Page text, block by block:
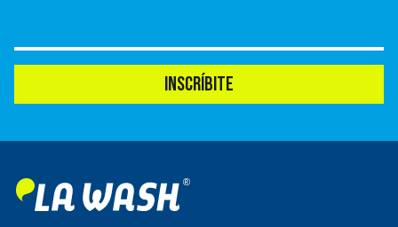
INSCRÍBITE